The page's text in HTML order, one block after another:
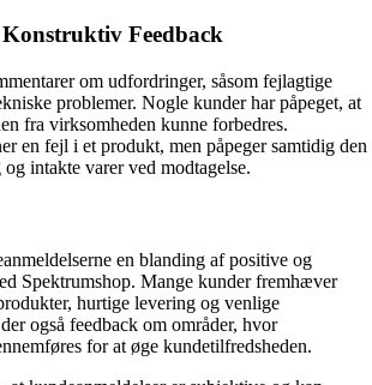
Feedback
om udfordringer, såsom fejlagtige
problemer. Nogle kunder har påpeget, at
fra virksomheden kunne forbedres.
en fejl i et produkt, men påpeger samtidig den
intakte varer ved modtagelse.
en blanding af positive og
Spektrumshop. Mange kunder fremhæver
hurtige levering og venlige
også feedback om områder, hvor
for at øge kundetilfredsheden.